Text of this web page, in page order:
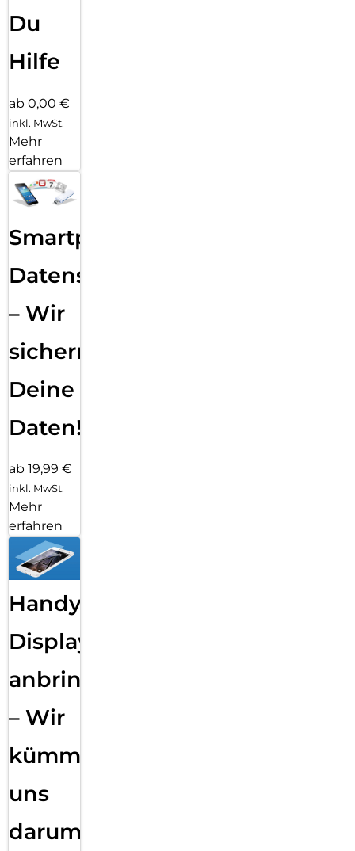
Du
Hilfe
ab 0,00 €
inkl. MwSt.
Mehr
erfahren
Smartphone
Datensicherung
– Wir
sichern
Deine
Daten!
ab 19,99 €
inkl. MwSt.
Mehr
erfahren
Handy
Displayfolie
anbringen
– Wir
kümmern
uns
darum!